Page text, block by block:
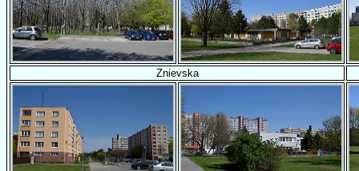
Znievska